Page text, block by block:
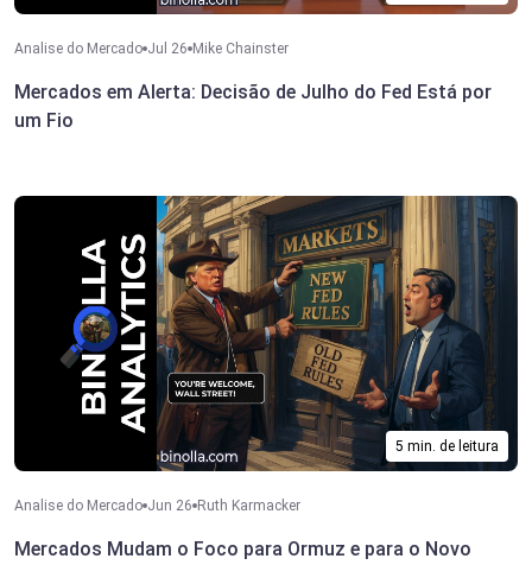
Analise do Mercado Jul 26 Mike Chainster
Mercados em Alerta: Decisão de Julho do Fed Está por
um Fio
5 min. de leitura
Analise do Mercado Jun 26 Ruth Karmacker
Mercados Mudam o Foco para Ormuz e para o Novo